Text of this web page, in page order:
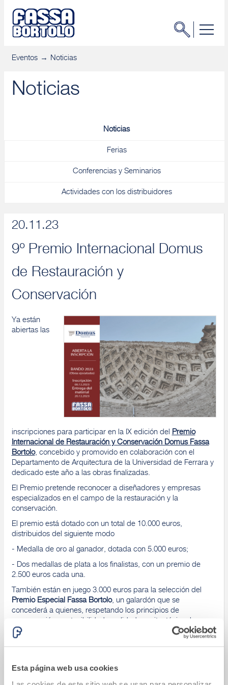
Esta página web usa cookies
Eventos Noticias
Noticias
Noticias
Ferias
Conferencias y Seminarios
Actividades con los distribuidores
20.11.23
9º Premio Internacional Domus
de Restauración y
Conservación
Ya están
abiertas las
inscripciones para participar en la IX edición del Premio
Internacional de Restauración y Conservación Domus Fassa
Bortolo, concebido y promovido en colaboración con el
Departamento de Arquitectura de la Universidad de Ferrara y
dedicado este año a las obras finalizadas.
El Premio pretende reconocer a diseñadores y empresas
especializados en el campo de la restauración y la
conservación.
El premio está dotado con un total de 10.000 euros,
distribuidos del siguiente modo
- Medalla de oro al ganador, dotada con 5.000 euros;
- Dos medallas de plata a los finalistas, con un premio de
2.500 euros cada una.
También están en juego 3.000 euros para la selección del
Premio Especial Fassa Bortolo, un galardón que se
concederá a quienes, respetando los principios de
conservación, sostenibilidad y calidad arquitectónica, hayan
sido capaces de utilizar las soluciones pertenecientes al
Envío de material antes del20.12.2023